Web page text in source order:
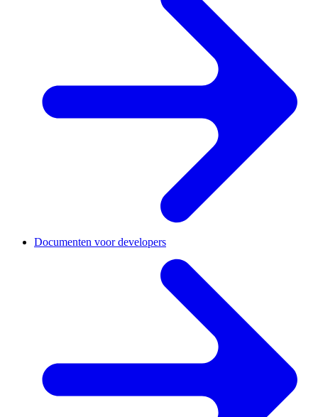
Documenten voor developers